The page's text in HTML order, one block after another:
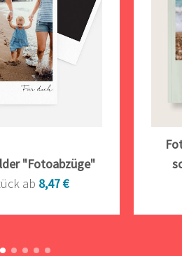
"Fotoabzüge"
ab 8,47 €